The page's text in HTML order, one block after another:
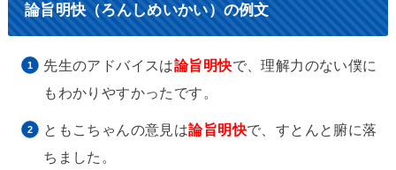
論旨明快（ろんしめいかい）の例文
先生のアドバイスは論旨明快で、理解力のない僕に
もわかりやすかったです。
ともこちゃんの意見は論旨明快で、すとんと腑に落
ちました。